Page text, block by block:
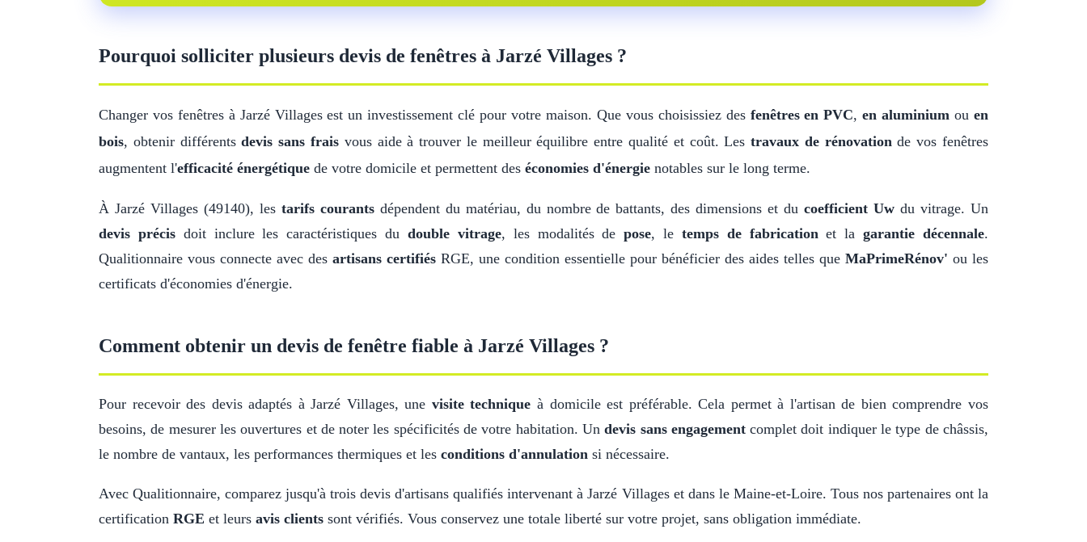
Pourquoi solliciter plusieurs devis de fenêtres à Jarzé Villages ?
Changer vos fenêtres à Jarzé Villages est un investissement clé pour votre maison. Que vous choisissiez des fenêtres en PVC,en aluminium ouen
bois, obtenir différentsdevis sans fraisvous aide à trouver le meilleur équilibre entre qualité et coût. Lestravaux de rénovationde vos fenêtres
augmentent l'efficacité énergétique de votre domicile et permettent des économies d'énergie notables sur le long terme.
À Jarzé Villages (49140), les tarifs courantsdépendent du matériau, du nombre de battants, des dimensions et ducoefficient Uw du vitrage. Un
devis précisdoit inclure les caractéristiques du double vitrage, les modalités depose, le temps de fabricationet lagarantie décennale.
Qualitionnaire vous connecte avec des artisans certifiés RGE, une condition essentielle pour bénéficier des aides telles que MaPrimeRénov' ou les
certificats d'économies d'énergie.
Comment obtenir un devis de fenêtre fiable à Jarzé Villages ?
Pour recevoir des devis adaptés à Jarzé Villages, une visite technique à domicile est préférable. Cela permet à l'artisan de bien comprendre vos
besoins, de mesurer les ouvertures et de noter les spécificités de votre habitation. Undevis sans engagementcomplet doit indiquer le type de châssis,
le nombre de vantaux, les performances thermiques et les conditions d'annulation si nécessaire.
Avec Qualitionnaire, comparez jusqu'à trois devis d'artisans qualifiés intervenant à Jarzé Villages et dans le Maine-et-Loire. Tous nos partenaires ont la
certification RGE et leurs avis clients sont vérifiés. Vous conservez une totale liberté sur votre projet, sans obligation immédiate.